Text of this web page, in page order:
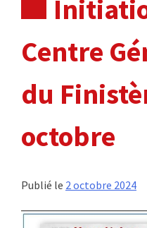
Centre
du
octobre
Publié le 2 octobre 2024